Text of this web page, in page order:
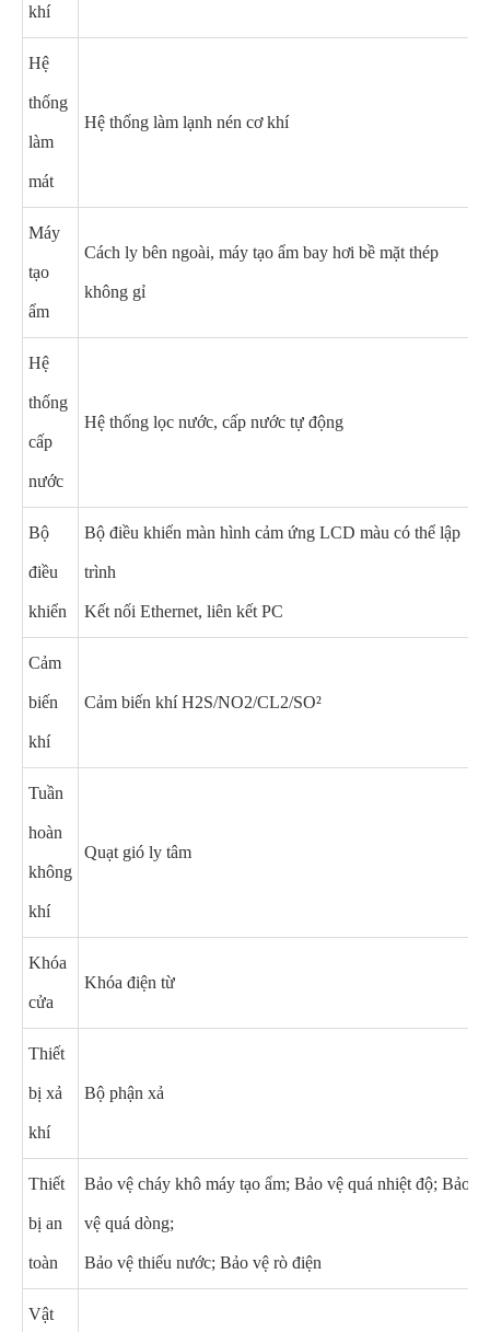
khí
Hệ
thống
làm
mát
Hệ thống làm lạnh nén cơ khí
Máy
tạo
ẩm
Cách ly bên ngoài, máy tạo ẩm bay hơi bề mặt thép
không gỉ
Hệ
thống
cấp
nước
Hệ thống lọc nước, cấp nước tự động
Bộ
điều
khiển
Bộ điều khiển màn hình cảm ứng LCD màu có thể lập
trình
Kết nối Ethernet, liên kết PC
Cảm
biến
khí
Cảm biến khí H2S/NO2/CL2/SO²
Tuần
hoàn
không
khí
Quạt gió ly tâm
Khóa
cửa
Khóa điện từ
Thiết
bị xả
khí
Bộ phận xả
Thiết
bị an
toàn
Bảo vệ cháy khô máy tạo ẩm; Bảo vệ quá nhiệt độ; Bảo
vệ quá dòng;
Bảo vệ thiếu nước; Bảo vệ rò điện
Vật